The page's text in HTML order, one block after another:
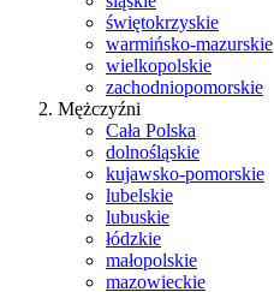
świętokrzyskie
warmińsko-mazurskie
wielkopolskie
zachodniopomorskie
Mężczyźni
Cała Polska
dolnośląskie
kujawsko-pomorskie
lubelskie
lubuskie
łódzkie
małopolskie
mazowieckie